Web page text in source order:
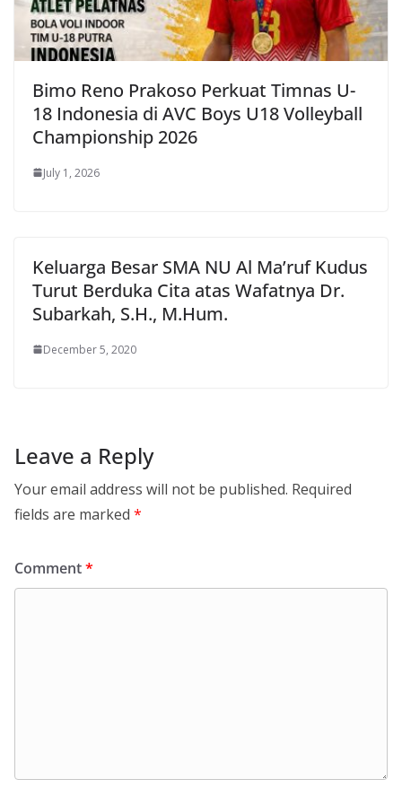
Bimo Reno Prakoso Perkuat Timnas U-
18 Indonesia di AVC Boys U18 Volleyball
Championship 2026
July 1, 2026
Keluarga Besar SMA NU Al Ma’ruf Kudus
Turut Berduka Cita atas Wafatnya Dr.
Subarkah, S.H., M.Hum.
December 5, 2020
Leave a Reply
Your email address will not be published. Required
fields are marked *
Comment*